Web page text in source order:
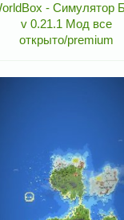
- Симулятор
v 0.21.1 Мод все
открыто/premium